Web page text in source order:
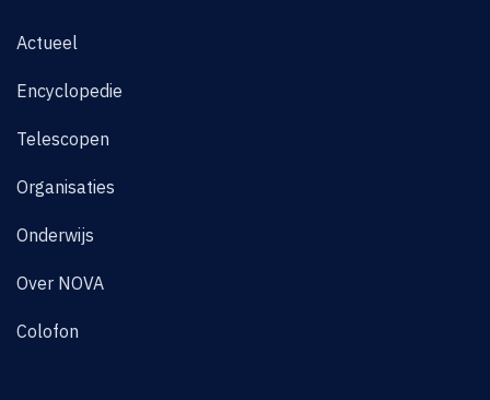
Actueel
Encyclopedie
Telescopen
Organisaties
Onderwijs
Over NOVA
Colofon